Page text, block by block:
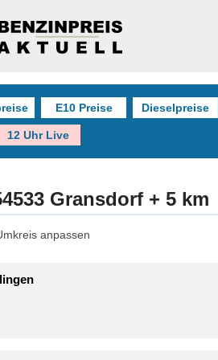
E10 Preise Dieselpreise
12 Uhr Live
Gransdorf + 5 km
anpassen